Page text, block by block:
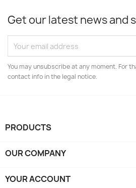
Get our latest news and
You may unsubscribe at any moment. For
contact info in the legal notice.
PRODUCTS
OUR COMPANY
YOUR ACCOUNT